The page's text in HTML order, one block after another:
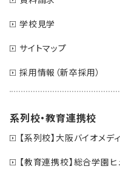
学校見学
サイトマップ
採用情報（新卒採用）
系列校・教育連携校
【系列校】大阪バイオメデ
【教育連携校】総合学園